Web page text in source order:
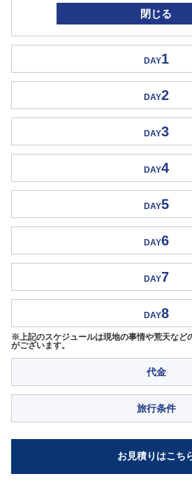
閉じる
DAY1
DAY2
DAY3
DAY4
DAY5
DAY6
DAY7
DAY8
※上記のスケジュールは現地の事情や荒天など
がございます。
代金
旅行条件